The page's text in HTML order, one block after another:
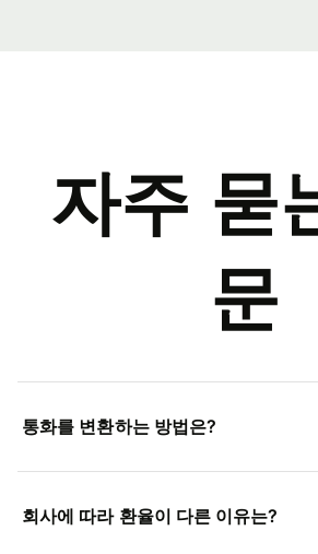
자주 묻
문
통화를 변환하는 방법은?
회사에 따라 환율이 다른 이유는?